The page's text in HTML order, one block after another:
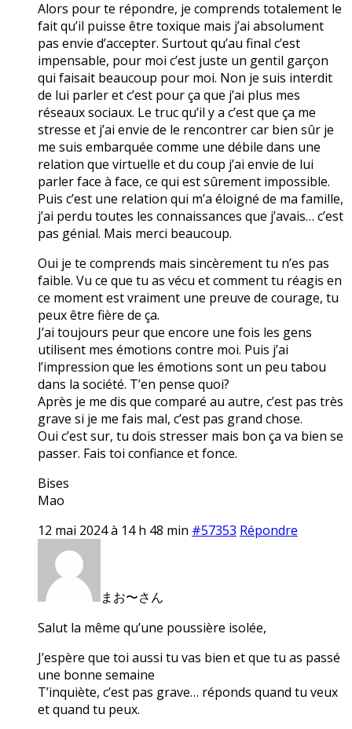
Alors pour te répondre, je comprends totalement le
fait qu’il puisse être toxique mais j’ai absolument
pas envie d’accepter. Surtout qu’au final c’est
impensable, pour moi c’est juste un gentil garçon
qui faisait beaucoup pour moi. Non je suis interdit
de lui parler et c’est pour ça que j’ai plus mes
réseaux sociaux. Le truc qu’il y a c’est que ça me
stresse et j’ai envie de le rencontrer car bien sûr je
me suis embarquée comme une débile dans une
relation que virtuelle et du coup j’ai envie de lui
parler face à face, ce qui est sûrement impossible.
Puis c’est une relation qui m’a éloigné de ma famille,
j’ai perdu toutes les connaissances que j’avais… c’est
pas génial. Mais merci beaucoup.
Oui je te comprends mais sincèrement tu n’es pas
faible. Vu ce que tu as vécu et comment tu réagis en
ce moment est vraiment une preuve de courage, tu
peux être fière de ça.
J’ai toujours peur que encore une fois les gens
utilisent mes émotions contre moi. Puis j’ai
l’impression que les émotions sont un peu tabou
dans la société. T’en pense quoi?
Après je me dis que comparé au autre, c’est pas très
grave si je me fais mal, c’est pas grand chose.
Oui c’est sur, tu dois stresser mais bon ça va bien se
passer. Fais toi confiance et fonce.
Bises
Mao
12 mai 2024 à 14 h 48 min #57353 Répondre
まお〜さん
Salut la même qu’une poussière isolée,
J’espère que toi aussi tu vas bien et que tu as passé
une bonne semaine
T’inquiète, c’est pas grave… réponds quand tu veux
et quand tu peux.